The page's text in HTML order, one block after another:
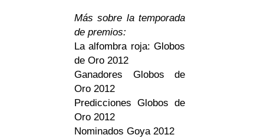
Más sobre la temporada
de premios:
La alfombra roja: Globos
de Oro 2012
Ganadores Globos de
Oro 2012
Predicciones Globos de
Oro 2012
Nominados Goya 2012